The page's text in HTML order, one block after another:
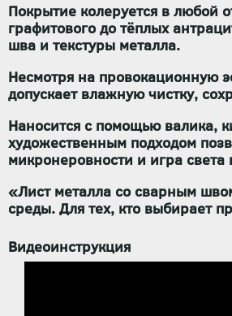
Покрытие колеруется в любой
графитового до тёплых
шва и текстуры металла.
Несмотря на провокационную
допускает влажную чистку,
Наносится с помощью валика,
художественным подходом
микронеровности и игра
«Лист металла со сварным
среды. Для тех, кто выбирает
Видеоинструкция